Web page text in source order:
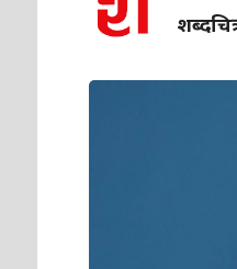
शब्दचित्र